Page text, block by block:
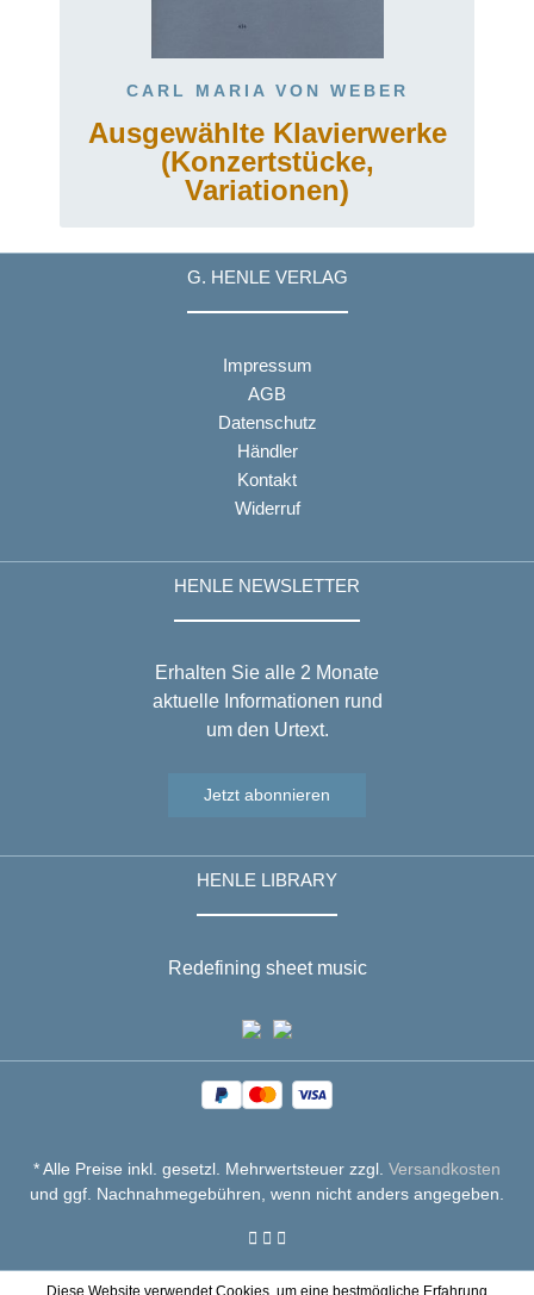
CARL MARIA VON WEBER
Ausgewählte Klavierwerke
(Konzertstücke,
Variationen)
G. HENLE VERLAG
Impressum
AGB
Datenschutz
Händler
Kontakt
Widerruf
HENLE NEWSLETTER
Erhalten Sie alle 2 Monate
aktuelle Informationen rund
um den Urtext.
Jetzt abonnieren
HENLE LIBRARY
Redefining sheet music
* Alle Preise inkl. gesetzl. Mehrwertsteuer zzgl. Versandkosten
und ggf. Nachnahmegebühren, wenn nicht anders angegeben.
Diese Website verwendet Cookies, um eine bestmögliche Erfahrung